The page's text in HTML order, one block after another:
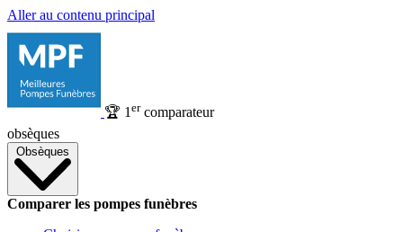
Aller au contenu principal
🏆 1 ercomparateur
obsèques
Obsèques
Comparer les pompes funèbres